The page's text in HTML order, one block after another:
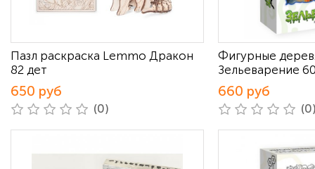
Пазл раскраска Lemmo Дракон
82 дет
650 руб
(0)
Фигурные
Зельеварение
660 руб